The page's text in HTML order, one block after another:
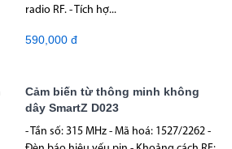
radio RF. - Tích hợ...
590,000 đ
Cảm biến từ thông minh không
dây SmartZ D023
- Tần số: 315 MHz - Mã hoá: 1527/2262 -